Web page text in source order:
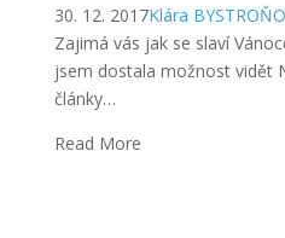
30. 12. 2017Klára
Zajimá vás jak se slaví
jsem dostala možnost vidět
články…
Read More